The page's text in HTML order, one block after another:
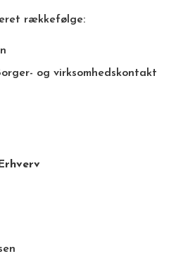
rækkefølge:
og virksomhedskontakt